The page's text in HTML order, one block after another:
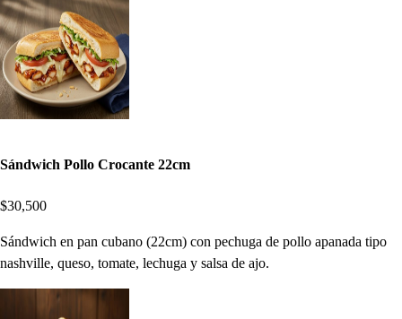
Sándwich Pollo Crocante 22cm
$30,500
Sándwich en pan cubano (22cm) con pechuga de pollo apanada tipo
nashville, queso, tomate, lechuga y salsa de ajo.